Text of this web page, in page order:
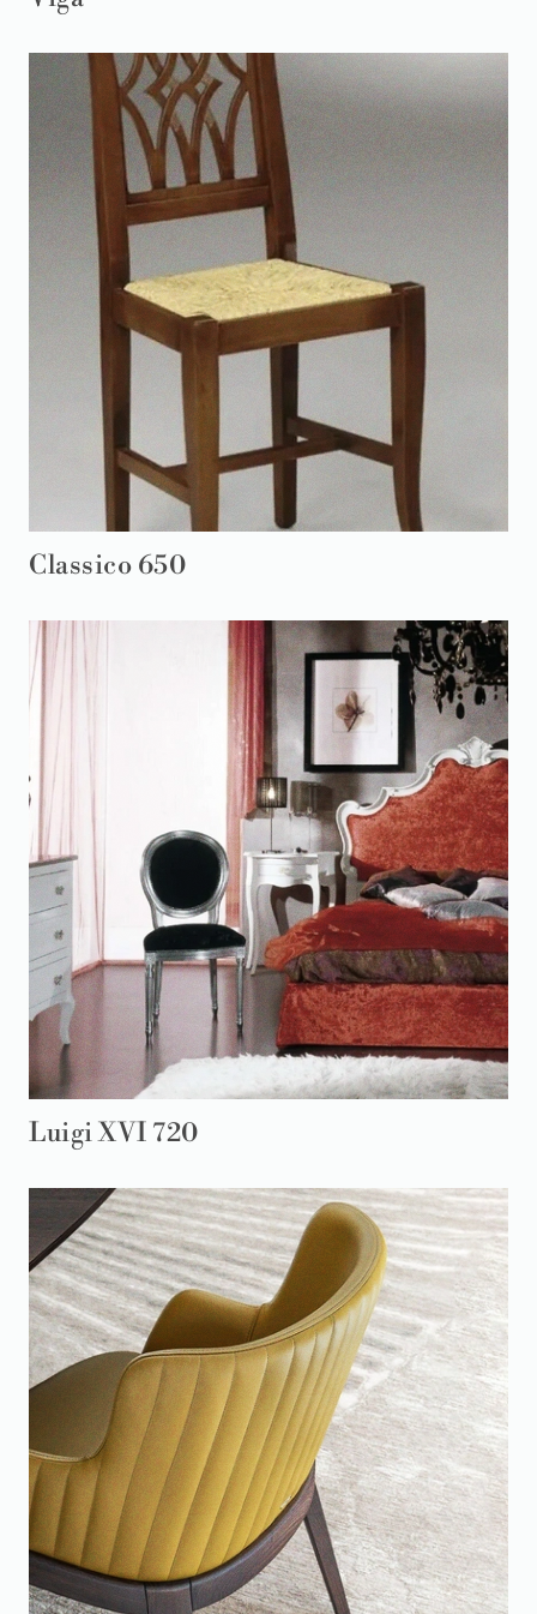
Classico 650
Luigi XVI 720